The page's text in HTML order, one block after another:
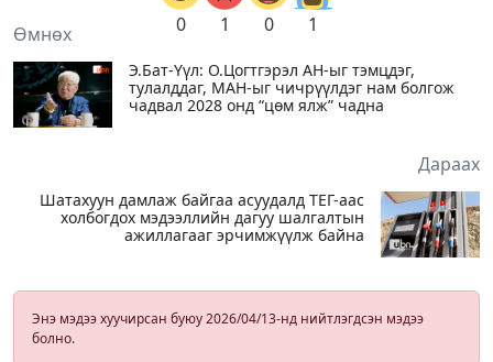
0 1 0 1
Өмнөх
Э.Бат-Үүл: О.Цогтгэрэл АН-ыг тэмцдэг,
тулалддаг, МАН-ыг чичрүүлдэг нам болгож
чадвал 2028 онд “цөм ялж” чадна
Дараах
Шатахуун дамлаж байгаа асуудалд ТЕГ-аас
холбогдох мэдээллийн дагуу шалгалтын
ажиллагааг эрчимжүүлж байна
Энэ мэдээ хуучирсан буюу 2026/04/13-нд нийтлэгдсэн мэдээ
болно.